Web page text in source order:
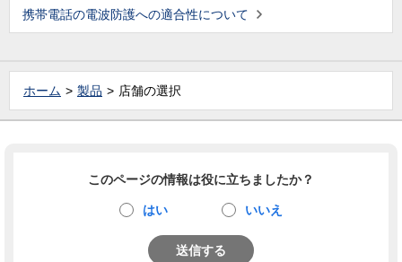
携帯電話の電波防護への適合性について
ホーム 製品 店舗の選択
このページの情報は役に立ちましたか？
はい いいえ
送信する